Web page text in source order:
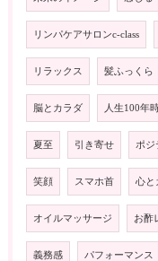
リンパケアサロンc-class
リラックス 髪ふっくら
脳とカラダ 人生100年
夏至 引き寄せ ポジ
笑顔 スマホ首 心と
オイルマッサージ お酢
義務感 パフォーマンス